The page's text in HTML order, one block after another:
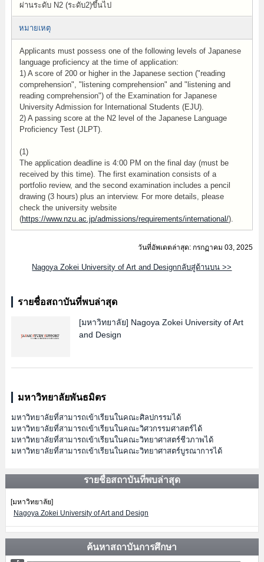
ผ่านระดับ N2 (ระดับ2)ขึ้นไป
หมายเหตุ
Applicants must possess one of the following levels of Japanese
language proficiency at the time of application:
1) A score of 200 or higher in the Japanese section ("reading
comprehension", "listening comprehension" and "listening and
reading comprehension") of the Examination for Japanese
University Admission for International Students (EJU).
2) A passing score at the N2 level of the Japanese Language
Proficiency Test (JLPT).
(1)
The application deadline is 4:00 PM on the final day (must be
received by this time). The first examination consists of a
portfolio review, and the second examination includes a pencil
drawing (3 hours) plus an interview. For more details, please
check the university website
(https://www.nzu.ac.jp/admissions/requirements/international/).
วันที่อัพเดตล่าสุด: กรกฏาคม 03, 2025
Nagoya Zokei University of Art and Designกลับสู่ด้านบน >>
รายชื่อสถาบันที่พบล่าสุด
[มหาวิทยาลัย] Nagoya Zokei University of Art
and Design
มหาวิทยาลัยพันธมิตร
มหาวิทยาลัยที่สามารถเข้าเรียนในคณะศิลปกรรมได้
มหาวิทยาลัยที่สามารถเข้าเรียนในคณะวิศวกรรมศาสตร์ได้
มหาวิทยาลัยที่สามารถเข้าเรียนในคณะวิทยาศาสตร์ชีวภาพได้
มหาวิทยาลัยที่สามารถเข้าเรียนในคณะวิทยาศาสตร์บูรณาการได้
รายชื่อสถาบันที่พบล่าสุด
[มหาวิทยาลัย]
Nagoya Zokei University of Art and Design
ค้นหาสถาบันการศึกษา